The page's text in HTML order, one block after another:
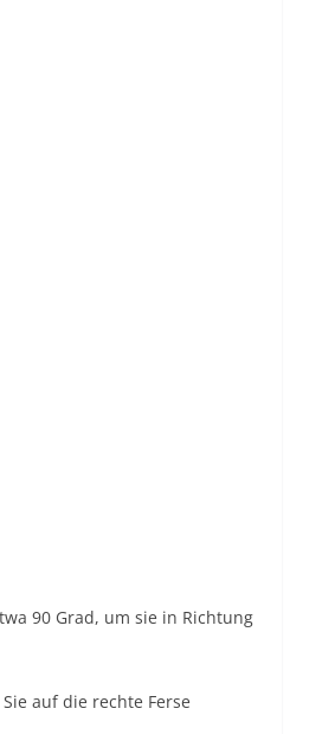
90 Grad, um sie in Richtung
auf die rechte Ferse